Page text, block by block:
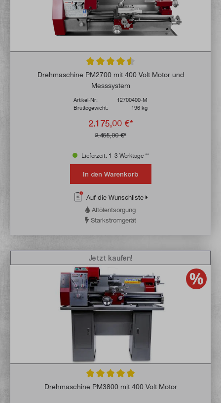
Durchschnittliche Bewertung von 4.5 von
Drehmaschine PM2700 mit 400 Volt Motor und
Messsystem
Artikel-Nr:
12700400-M
Bruttogewicht:
196 kg
2.175,00 €*
2.455,00 €*
Lieferzeit: 1-3 Werktage **
In den Warenkorb
Auf die Wunschliste
Altölentsorgung
Starkstromgerät
Durchschnittliche Bewertung von 4.9 von
Drehmaschine PM3800 mit 400 Volt Motor
Jetzt kaufen!